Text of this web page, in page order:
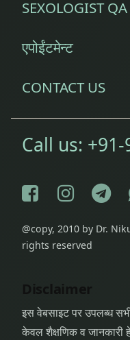
तिथियां
शिविर तिथि
की
सोलह
स्वर्ण
प्राशन
स्वर्ण
SEXOLOGIST QA
एपोईंटमेन्ट
CONTACT US
Call us:
Facebook
@copy, 2010 by Dr.
rights reserved
Disclaimer
इस वेबसाइट पर उपलब्ध
केवल शैक्षणिक व जानकारी